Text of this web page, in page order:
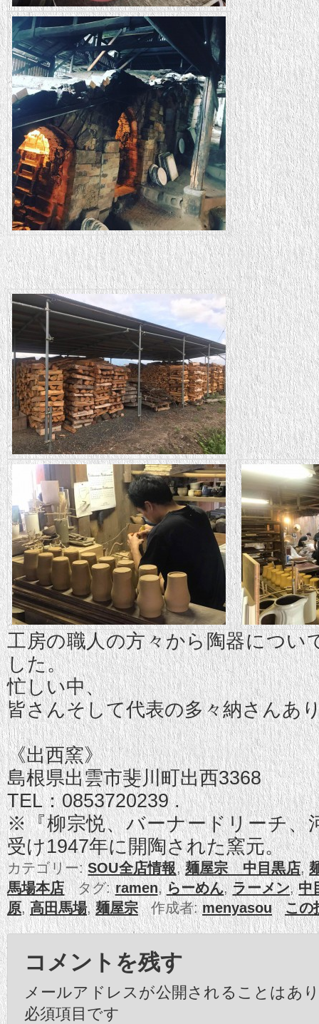
工房の職人の方々から陶器につい
した。
忙しい中、
皆さんそして代表の多々納さんあ
《出西窯》
島根県出雲市斐川町出西3368
TEL：0853720239 .
※『柳宗悦、バーナードリーチ、
受け1947年に開陶された窯元。
カテゴリー:SOU全店情報,麺屋宗 中目黒店,
馬場本店タグ:ramen,らーめん,ラーメン,中
原,高田馬場,麺屋宗作成者:menyasou この
コメントを残す
メールアドレスが公開されることはあ
必須項目です